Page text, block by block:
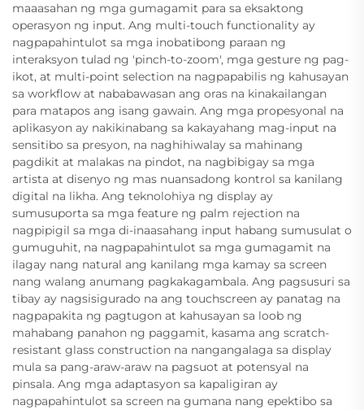
maaasahan ng mga gumagamit para sa eksaktong
operasyon ng input. Ang multi-touch functionality ay
nagpapahintulot sa mga inobatibong paraan ng
interaksyon tulad ng 'pinch-to-zoom', mga gesture ng pag-
ikot, at multi-point selection na nagpapabilis ng kahusayan
sa workflow at nababawasan ang oras na kinakailangan
para matapos ang isang gawain. Ang mga propesyonal na
aplikasyon ay nakikinabang sa kakayahang mag-input na
sensitibo sa presyon, na naghihiwalay sa mahinang
pagdikit at malakas na pindot, na nagbibigay sa mga
artista at disenyo ng mas nuansadong kontrol sa kanilang
digital na likha. Ang teknolohiya ng display ay
sumusuporta sa mga feature ng palm rejection na
nagpipigil sa mga di-inaasahang input habang sumusulat o
gumuguhit, na nagpapahintulot sa mga gumagamit na
ilagay nang natural ang kanilang mga kamay sa screen
nang walang anumang pagkakagambala. Ang pagsusuri sa
tibay ay nagsisigurado na ang touchscreen ay panatag na
nagpapakita ng pagtugon at kahusayan sa loob ng
mahabang panahon ng paggamit, kasama ang scratch-
resistant glass construction na nangangalaga sa display
mula sa pang-araw-araw na pagsuot at potensyal na
pinsala. Ang mga adaptasyon sa kapaligiran ay
nagpapahintulot sa screen na gumana nang epektibo sa